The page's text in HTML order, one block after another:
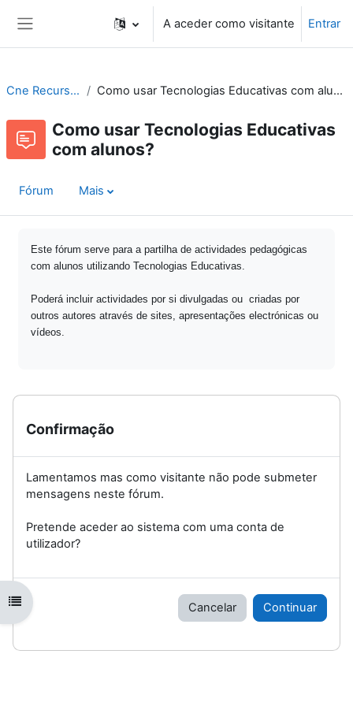
A aceder como visitante Entrar
Abrir índice da disciplina
Cne Recursos Como usar Tecnologias Educativas com alunos?
Como usar Tecnologias Educativas
com alunos?
Fórum Mais
Este fórum serve para a partilha de actividades pedagógicas
com alunos utilizando Tecnologias Educativas.
Poderá incluir actividades por si divulgadas ou criadas por
outros autores através de sites, apresentações electrónicas ou
vídeos.
Confirmação
Lamentamos mas como visitante não pode submeter
mensagens neste fórum.
Pretende aceder ao sistema com uma conta de
utilizador?
Cancelar Continuar